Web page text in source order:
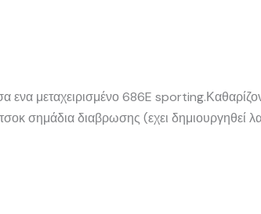
ενα μεταχειρισμένο 686E
σημάδια διαβρωσης (εχει δημιουργηθεί